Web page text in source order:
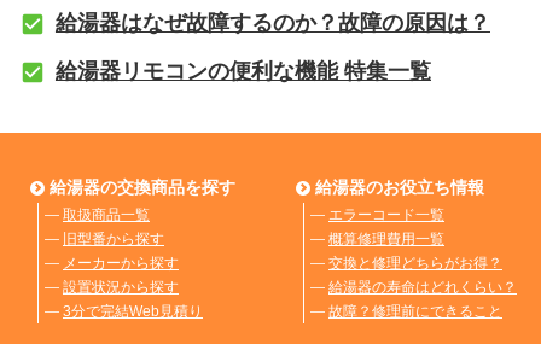
給湯器はなぜ故障するのか？故障の原因は？
給湯器リモコンの便利な機能 特集一覧
給湯器の交換商品を探す
― 取扱商品一覧
― 旧型番から探す
― メーカーから探す
― 設置状況から探す
― 3分で完結Web見積り
給湯器のお役立ち情報
― エラーコード一覧
― 概算修理費用一覧
― 交換と修理どちらがお得？
― 給湯器の寿命はどれくらい？
― 故障？修理前にできること